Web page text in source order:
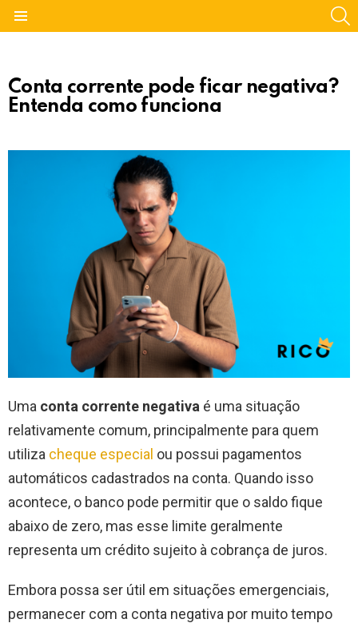
Conta corrente pode ficar negativa?
Entenda como funciona
Uma conta corrente negativa é uma situação
relativamente comum, principalmente para quem
utiliza cheque especial ou possui pagamentos
automáticos cadastrados na conta. Quando isso
acontece, o banco pode permitir que o saldo fique
abaixo de zero, mas esse limite geralmente
representa um crédito sujeito à cobrança de juros.
Embora possa ser útil em situações emergenciais,
permanecer com a conta negativa por muito tempo